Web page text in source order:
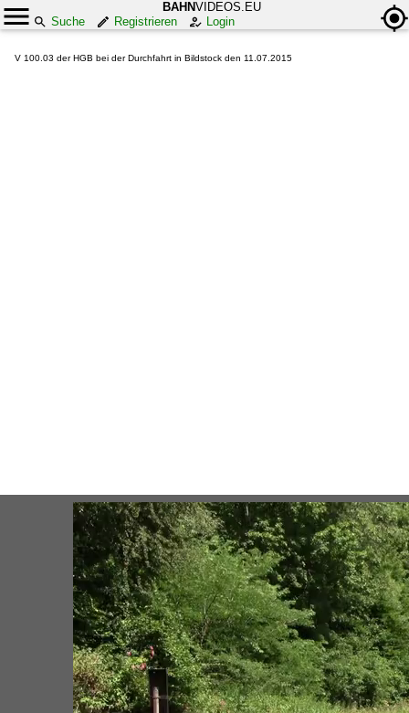
BAHNVIDEOS.EU
Suche
Registrieren Login
V 100.03 der HGB bei der Durchfahrt in Bildstock den 11.07.2015